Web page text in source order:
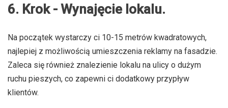
6. Krok - Wynajęcie lokalu.
Na początek wystarczy ci 10-15 metrów kwadratowych,
najlepiej z możliwością umieszczenia reklamy na fasadzie.
Zaleca się również znalezienie lokalu na ulicy o dużym
ruchu pieszych, co zapewni ci dodatkowy przypływ
klientów.